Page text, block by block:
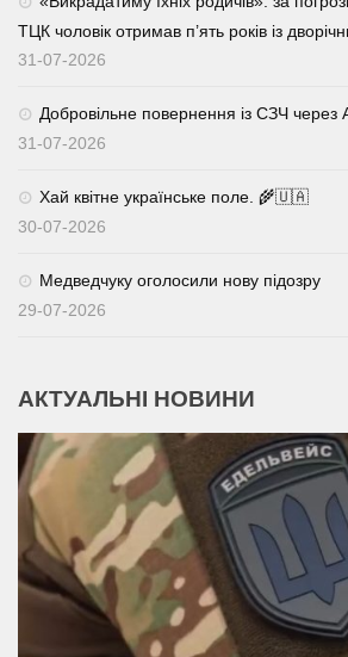
ТЦК чоловік отримав п’ять років із
31-07-2026
Добровільне повернення із СЗЧ
31-07-2026
Хай квітне українське поле. 🌾🇺🇦
30-07-2026
Медведчуку оголосили нову підозру
29-07-2026
АКТУАЛЬНІ НОВИНИ